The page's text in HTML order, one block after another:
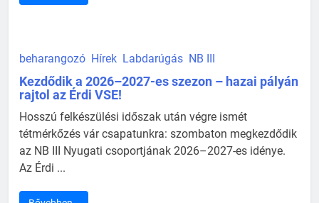
beharangozó Hírek Labdarúgás NB III
Kezdődik a 2026–2027-es szezon – hazai pályán
rajtol az Érdi VSE!
Hosszú felkészülési időszak után végre ismét
tétmérkőzés vár csapatunkra: szombaton megkezdődik
az NB III Nyugati csoportjának 2026–2027-es idénye.
Az Érdi ...